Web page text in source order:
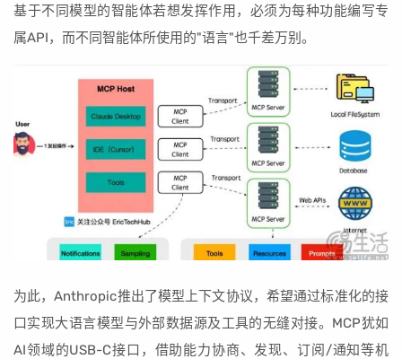
基于不同模型的智能体若想发挥作用，必须为每种功能编写专
属API，而不同智能体所使用的"语言"也千差万别。
为此，Anthropic推出了模型上下文协议，希望通过标准化的接
口实现大语言模型与外部数据源及工具的无缝对接。MCP犹如
AI领域的USB-C接口，借助能力协商、发现、订阅/通知等机